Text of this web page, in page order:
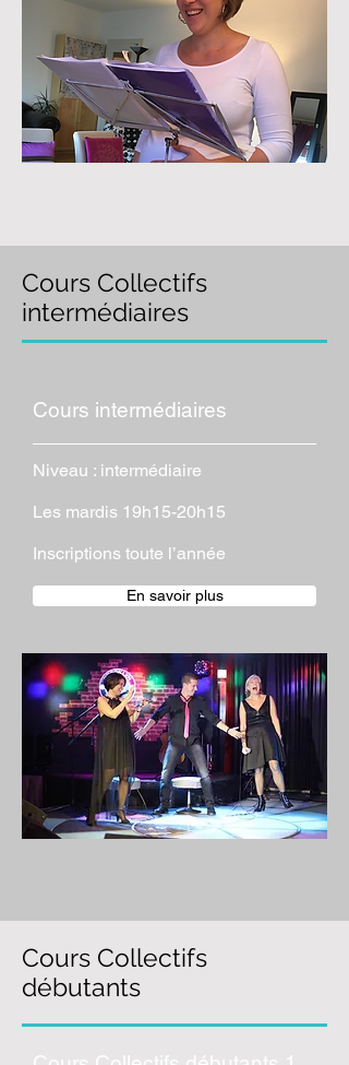
Cours Collectifs
intermédiaires
Cours intermédiaires
Niveau : intermédiaire
Les mardis 19h15-20h15
Inscriptions toute l’année
En savoir plus
Cours Collectifs
débutants